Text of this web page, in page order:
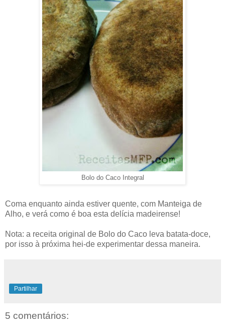
Bolo do Caco Integral
Coma enquanto ainda estiver quente, com Manteiga de
Alho, e verá como é boa esta delícia madeirense!
Nota: a receita original de Bolo do Caco leva batata-doce,
por isso à próxima hei-de experimentar dessa maneira.
Partilhar
5 comentários: